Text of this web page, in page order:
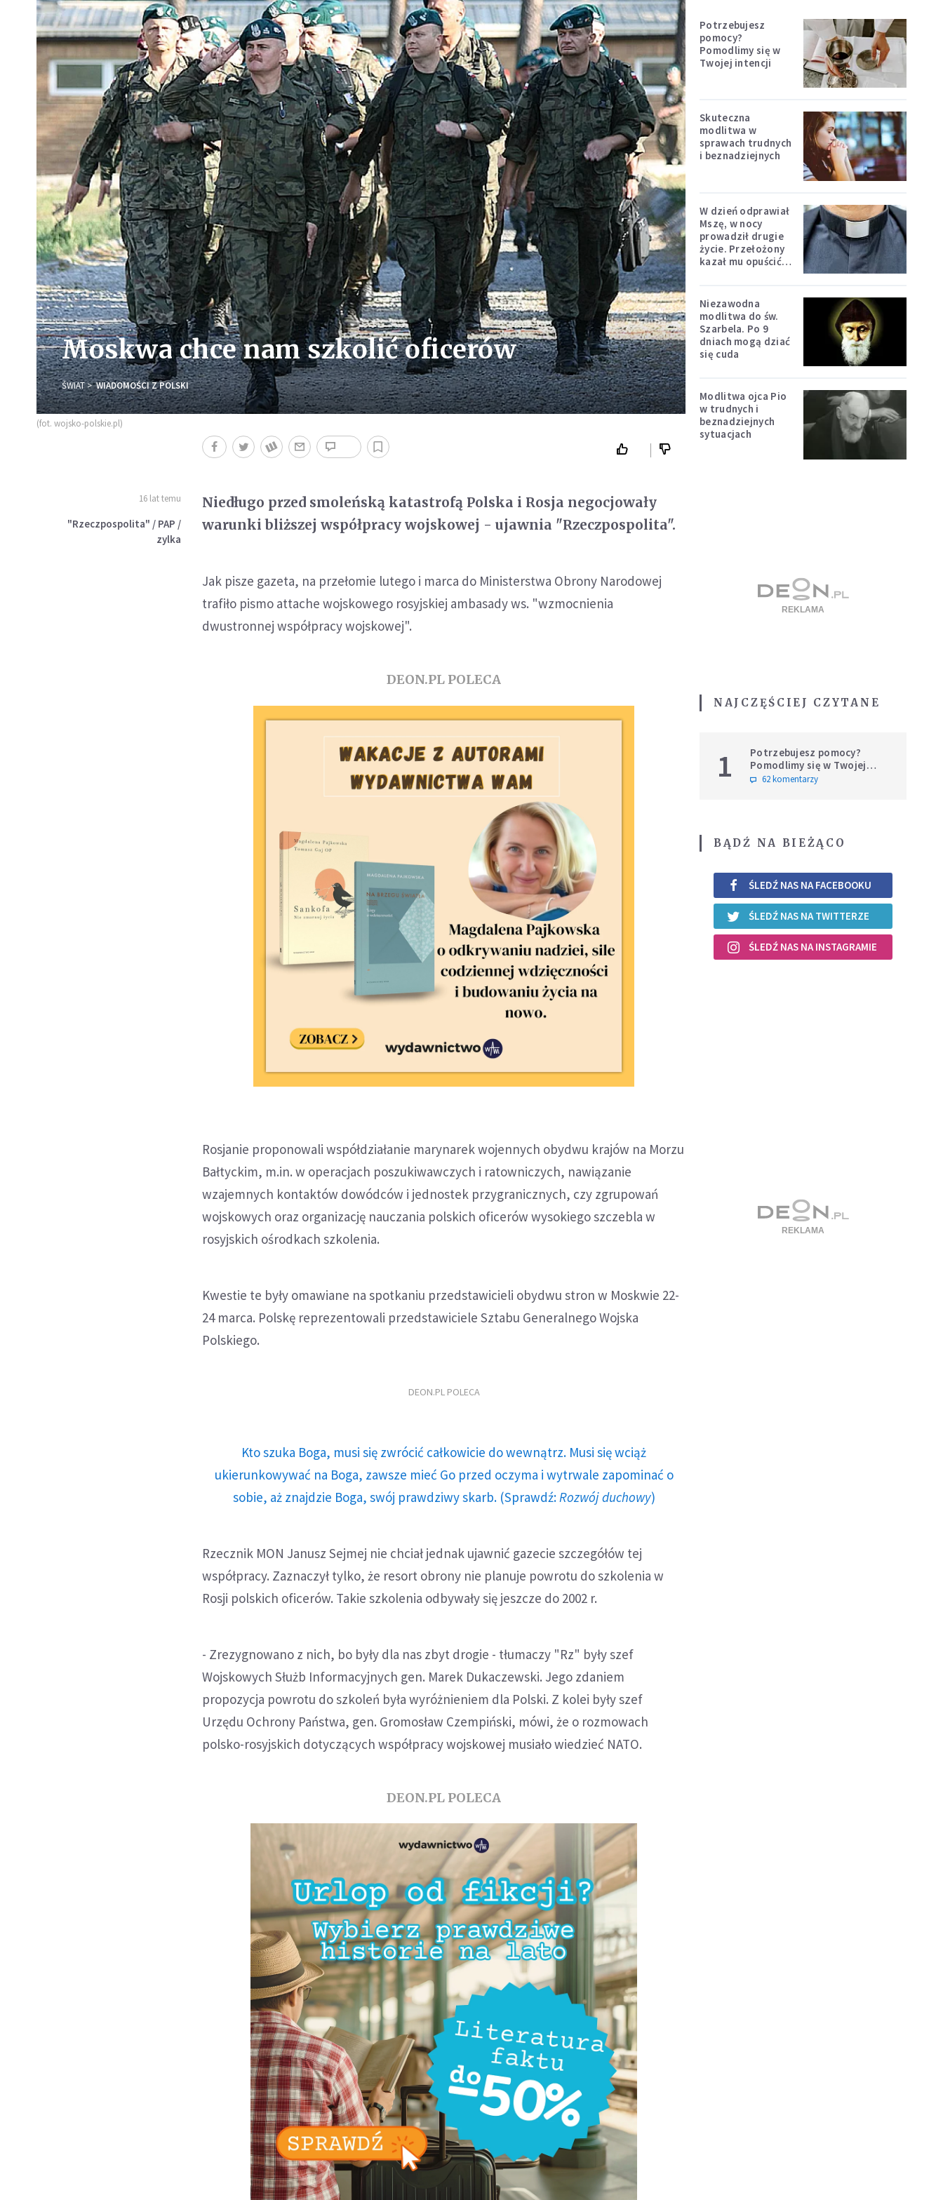
Moskwa chce nam szkolić oficerów
ŚWIAT WIADOMOŚCI Z POLSKI
(fot. wojsko-polskie.pl)
16 lat temu
"Rzeczpospolita" / PAP /
zylka
Niedługo przed smoleńską katastrofą Polska i Rosja negocjowały
warunki bliższej współpracy wojskowej - ujawnia "Rzeczpospolita".
Jak pisze gazeta, na przełomie lutego i marca do Ministerstwa Obrony Narodowej
trafiło pismo attache wojskowego rosyjskiej ambasady ws. "wzmocnienia
dwustronnej współpracy wojskowej".
DEON.PL POLECA
Rosjanie proponowali współdziałanie marynarek wojennych obydwu krajów na Morzu
Bałtyckim, m.in. w operacjach poszukiwawczych i ratowniczych, nawiązanie
wzajemnych kontaktów dowódców i jednostek przygranicznych, czy zgrupowań
wojskowych oraz organizację nauczania polskich oficerów wysokiego szczebla w
rosyjskich ośrodkach szkolenia.
Kwestie te były omawiane na spotkaniu przedstawicieli obydwu stron w Moskwie 22-
24 marca. Polskę reprezentowali przedstawiciele Sztabu Generalnego Wojska
Polskiego.
DEON.PL POLECA
Kto szuka Boga, musi się zwrócić całkowicie do wewnątrz. Musi się wciąż
ukierunkowywać na Boga, zawsze mieć Go przed oczyma i wytrwale zapominać o
sobie, aż znajdzie Boga, swój prawdziwy skarb. (Sprawdź: Rozwój duchowy)
Rzecznik MON Janusz Sejmej nie chciał jednak ujawnić gazecie szczegółów tej
współpracy. Zaznaczył tylko, że resort obrony nie planuje powrotu do szkolenia w
Rosji polskich oficerów. Takie szkolenia odbywały się jeszcze do 2002 r.
- Zrezygnowano z nich, bo były dla nas zbyt drogie - tłumaczy "Rz" były szef
Wojskowych Służb Informacyjnych gen. Marek Dukaczewski. Jego zdaniem
propozycja powrotu do szkoleń była wyróżnieniem dla Polski. Z kolei były szef
Urzędu Ochrony Państwa, gen. Gromosław Czempiński, mówi, że o rozmowach
polsko-rosyjskich dotyczących współpracy wojskowej musiało wiedzieć NATO.
DEON.PL POLECA
Potrzebujesz
pomocy?
Pomodlimy się w
Twojej intencji
Skuteczna
modlitwa w
sprawach trudnych
i beznadziejnych
W dzień odprawiał
Mszę, w nocy
prowadził drugie
życie. Przełożony
kazał mu opuścić
Niezawodna
modlitwa do św.
Szarbela. Po 9
dniach mogą dziać
się cuda
Modlitwa ojca Pio
w trudnych i
beznadziejnych
sytuacjach
NAJCZĘŚCIEJ CZYTANE
1
Potrzebujesz pomocy?
Pomodlimy się w Twojej
intencji
62 komentarzy
BĄDŹ NA BIEŻĄCO
ŚLEDŹ NAS NA FACEBOOKU
ŚLEDŹ NAS NA TWITTERZE
ŚLEDŹ NAS NA INSTAGRAMIE